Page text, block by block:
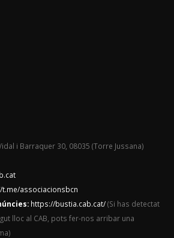
i Barraquer 30, 08035 (Torre Jussana)
t.me/associacionsbcn
https://bustia.cab.cat/(Si has detectat
lloc al CAB, pots fer-nos arribar una